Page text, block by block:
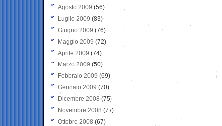
Agosto 2009 (56)
Luglio 2009 (83)
Giugno 2009 (76)
Maggio 2009 (72)
Aprile 2009 (74)
Marzo 2009 (50)
Febbraio 2009 (69)
Gennaio 2009 (70)
Dicembre 2008 (75)
Novembre 2008 (77)
Ottobre 2008 (67)